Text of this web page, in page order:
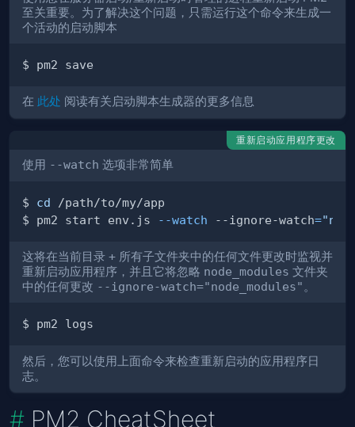
至关重要。为了解决这个问题，只需运行这个命令来生成一
个活动的启动脚本
在 此处 阅读有关启动脚本生成器的更多信息
重新启动应用程序更改
使用 --watch 选项非常简单
$ cd
$ pm2 start env.js
--watch --ignore-watch=
这将在当前目录 + 所有子文件夹中的任何文件更改时监视并
重新启动应用程序，并且它将忽略 node_modules 文件夹
中的任何更改 --ignore-watch="node_modules"。
然后，您可以使用上面命令来检查重新启动的应用程序日
志。
PM2 CheatSheet